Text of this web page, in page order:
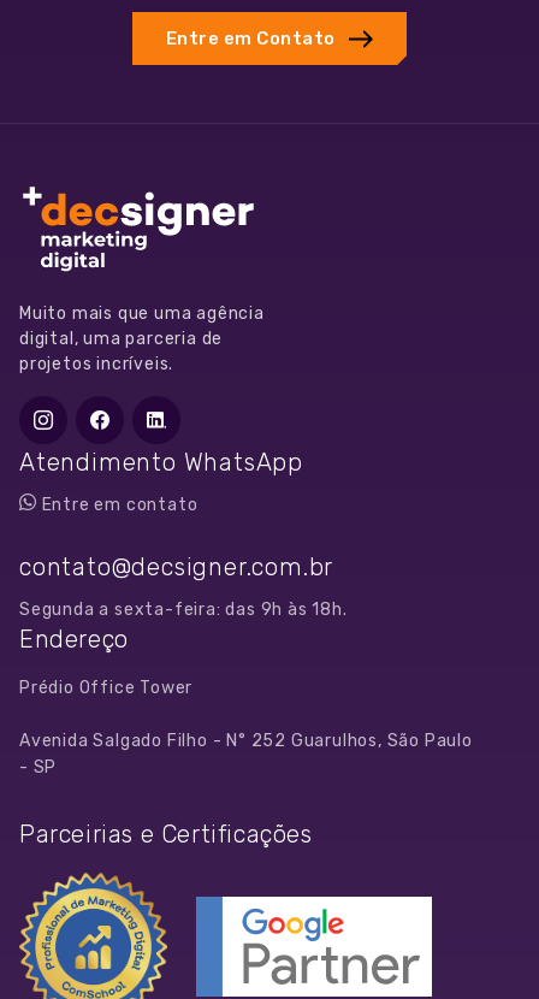
contato@decsigner.com.br
Entre em Contato
Muito mais que uma agência
digital, uma parceria de
projetos incríveis.
Atendimento WhatsApp
Entre em contato
contato@decsigner.com.br
Segunda a sexta-feira: das 9h às 18h.
Endereço
Prédio Office Tower
Avenida Salgado Filho - N° 252 Guarulhos, São Paulo
- SP
Parceirias e Certificações